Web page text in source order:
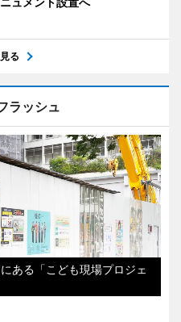
る
ラッシュ
ある「こども現場プロジェ